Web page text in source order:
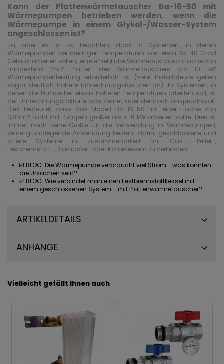
Kann der Plattenwärmetauscher Ba-16-50 mit
Wärmepumpen betrieben werden, wenn die
Wärmepumpe in einem Glykol-/Wasser-System
angeschlossen ist?
Ja, aber es ist zu beachten, dass in Systemen, in denen
Wärmepumpen bei niedrigen Temperaturen von etwa 35-40 Grad
Celsius arbeiten sollen, eine erhebliche Wärmeaustauschfläche von
mindestens 2m2 Platten des Wärmetauschers pro 10 kW
Wärmepumpenleistung erforderlich ist (viele Installateure geben
sogar deutlich höhere Umrechnungsfaktoren an). In Systemen, in
denen die Pumpe bei etwas höheren Temperaturen arbeiten soll, ist
der Umrechnungsfaktor etwas kleiner, aber dennoch anspruchsvoll.
Dies bedeutet, dass das Modell Ba-16-50 mit einer Fläche von
0,80m2 nicht mit Pumpen größer als 5-6 kW arbeiten sollte. Dies ist
immer noch keine Größe für die Verwendung in Wärmepumpen,
seine grundlegende Anwendung besteht darin, geschlossene und
offene Systeme in Zusammenarbeit mit Gas-, Pellet-,
Festbrennstoff-, Biomasse- oder Kohlekesseln zu verbinden.
☑️ BLOG: Die Wärmepumpe verbraucht viel Strom .. was könnten
die Ursachen sein?
✅ BLOG: Wie verbindet man einen Festbrennstoffkessel mit
einem geschlossenen System - mit Plattenwärmetauscher?
ARTIKELDETAILS
ANHÄNGE
Vielleicht gefällt Ihnen auch